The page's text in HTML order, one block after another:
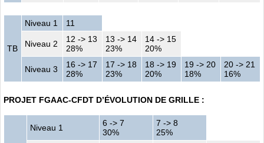
TB
Niveau 1 11
Niveau 2
12 -> 13
28%
13 -> 14
23%
14 -> 15
20%
Niveau 3
16 -> 17
28%
17 -> 18
23%
18 -> 19
20%
19 -> 20
18%
20 -> 21
16%
PROJET FGAAC-CFDT D’ÉVOLUTION DE GRILLE :
Niveau 1
6 -> 7
30%
7 -> 8
25%